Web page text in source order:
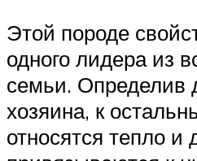
Этой породе
одного лидера из
семьи. Определив
хозяина, к
относятся тепло и